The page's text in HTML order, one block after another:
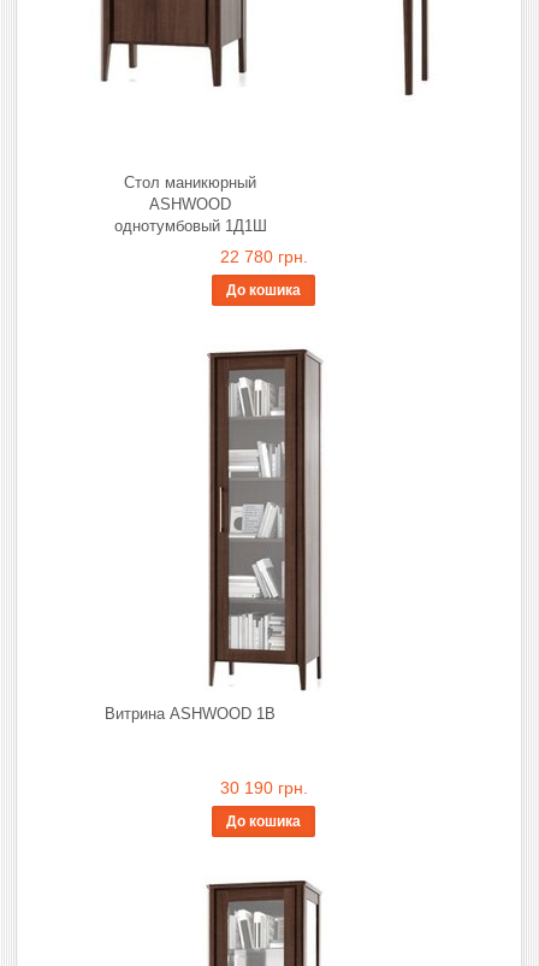
Стол маникюрный
ASHWOOD
однотумбовый 1Д1Ш
22 780 грн.
До кошика
Витрина ASHWOOD 1В
30 190 грн.
До кошика